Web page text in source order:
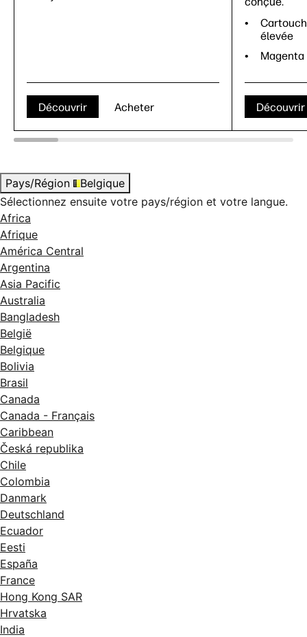
Découvrir Acheter
élevée
Magenta
Découvrir
Pays/Région
Belgique
Sélectionnez ensuite votre pays/région et votre langue.
Africa
Afrique
América Central
Argentina
Asia Pacific
Australia
Bangladesh
België
Belgique
Bolivia
Brasil
Canada
Canada - Français
Caribbean
Česká republika
Chile
Colombia
Danmark
Deutschland
Ecuador
Eesti
España
France
Hong Kong SAR
Hrvatska
India